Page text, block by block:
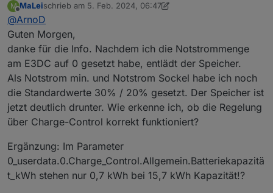
Hauskraftwerk eine Notstromreserve eingestellt hast
du willst, dass Charge-Control den Notstrom regelt,
musst du beim E3DC bei den Notstromeinstellungen 0
Wh eintragen.
Mit Notstrom min. und Notstrom Sockel kann man dann
eine dynamische Notstromreserve vorhalten, Vorteil ist,
dass der Speicher nicht alle 3 Wochen entladen wird
wie bei der Notstromreserve von E3DC.
M
Offline
MaLeischrieb am 5. Feb. 2024, 06:47
zuletzt editiert von MaLei 2. Mai 2024, 07:51
@ArnoD
Guten Morgen,
danke für die Info. Nachdem ich die Notstrommenge
am E3DC auf 0 gesetzt habe, entlädt der Speicher.
Als Notstrom min. und Notstrom Sockel habe ich noch
die Standardwerte 30% / 20% gesetzt. Der Speicher ist
jetzt deutlich drunter. Wie erkenne ich, ob die Regelung
über Charge-Control korrekt funktioniert?
Ergänzung: Im Parameter
0_userdata.0.Charge_Control.Allgemein.Batteriekapazitä
t_kWh stehen nur 0,7 kWh bei 15,7 kWh Kapazität!?